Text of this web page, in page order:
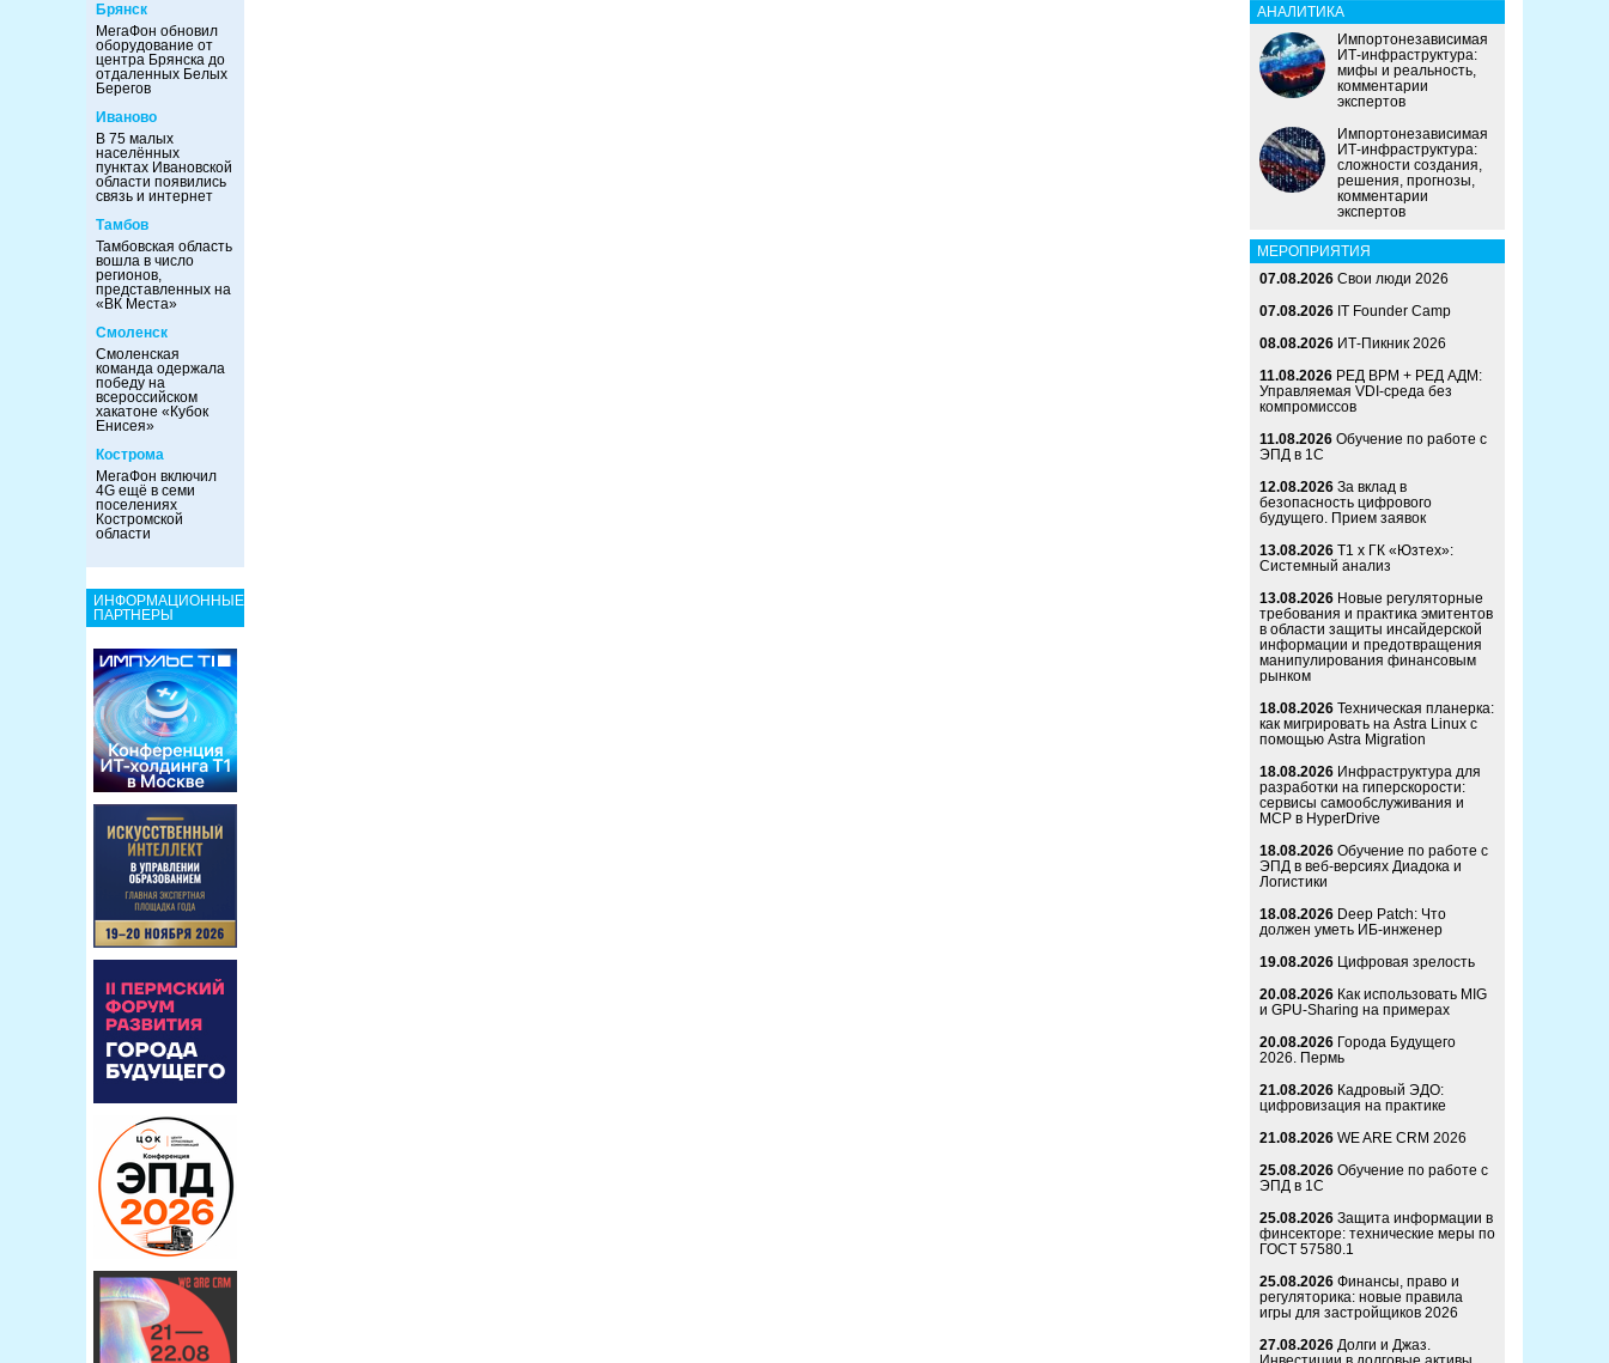
Брянск
МегаФон обновил
оборудование от
центра Брянска до
отдаленных Белых
Берегов
Иваново
В 75 малых
населённых
пунктах Ивановской
области появились
связь и интернет
Тамбов
Тамбовская область
вошла в число
регионов,
представленных на
«ВК Места»
Смоленск
Смоленская
команда одержала
победу на
всероссийском
хакатоне «Кубок
Енисея»
Кострома
МегаФон включил
4G ещё в семи
поселениях
Костромской
области
ИНФОРМАЦИОННЫЕ
ПАРТНЕРЫ
АНАЛИТИКА
Импортонезависимая
ИТ-инфраструктура:
мифы и реальность,
комментарии
экспертов
Импортонезависимая
ИТ-инфраструктура:
сложности создания,
решения, прогнозы,
комментарии
экспертов
МЕРОПРИЯТИЯ
07.08.2026 Свои люди 2026
07.08.2026 IT Founder Camp
08.08.2026 ИТ-Пикник 2026
11.08.2026 РЕД ВРМ + РЕД АДМ:
Управляемая VDI-среда без
компромиссов
11.08.2026 Обучение по работе с
ЭПД в 1С
12.08.2026 За вклад в
безопасность цифрового
будущего. Прием заявок
13.08.2026 Т1 x ГК «Юзтех»:
Системный анализ
13.08.2026 Новые регуляторные
требования и практика эмитентов
в области защиты инсайдерской
информации и предотвращения
манипулирования финансовым
рынком
18.08.2026 Техническая планерка:
как мигрировать на Astra Linux с
помощью Astra Migration
18.08.2026 Инфраструктура для
разработки на гиперскорости:
сервисы самообслуживания и
MCP в HyperDrive
18.08.2026 Обучение по работе с
ЭПД в веб-версиях Диадока и
Логистики
18.08.2026 Deep Patch: Что
должен уметь ИБ-инженер
19.08.2026 Цифровая зрелость
20.08.2026 Как использовать MIG
и GPU-Sharing на примерах
20.08.2026 Города Будущего
2026. Пермь
21.08.2026 Кадровый ЭДО:
цифровизация на практике
21.08.2026 WE ARE CRM 2026
25.08.2026 Обучение по работе с
ЭПД в 1С
25.08.2026 Защита информации в
финсекторе: технические меры по
ГОСТ 57580.1
25.08.2026 Финансы, право и
регуляторика: новые правила
игры для застройщиков 2026
27.08.2026 Долги и Джаз.